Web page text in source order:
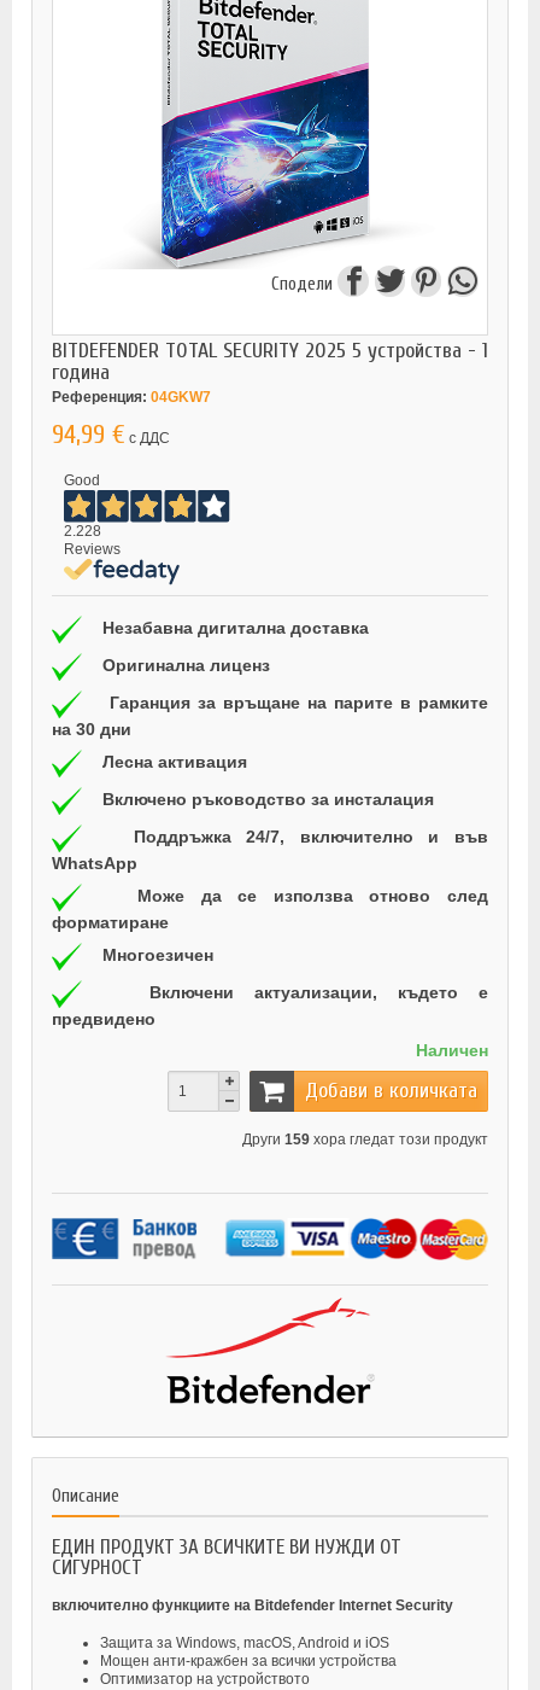
Сподели
BITDEFENDER TOTAL SECURITY 2025 5 устройства - 1
година
Референция: 04GKW7
94,99 € с ДДС
Good
2.228
Reviews
Незабавна дигитална доставка
Оригинална лиценз
Гаранция за връщане на парите в рамките
на 30 дни
Лесна активация
Включено ръководство за инсталация
Поддръжка 24/7, включително и във
WhatsApp
Може да се използва отново след
форматиране
Многоезичен
Включени актуализации, където е
предвидено
Наличен
Добави в количката
Други 159 хора гледат този продукт
Описание
ЕДИН ПРОДУКТ ЗА ВСИЧКИТЕ ВИ НУЖДИ ОТ
СИГУРНОСТ
включително функциите на Bitdefender Internet Security
Защита за Windows, macOS, Android и iOS
Мощен анти-кражбен за всички устройства
Оптимизатор на устройството